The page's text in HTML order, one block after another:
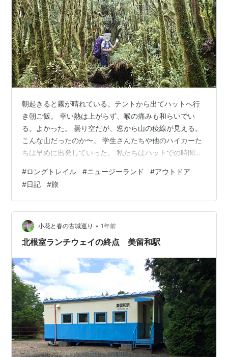
朝起きると霧が晴れている。テントから出てハットへ行
き朝ご飯。 幸い熱は上がらず、喉の痛みも和らいでい
る。よかった。 曇り空だが、窓から山の稜線が見える。
こんな山だったのか〜。 学生さんたちや他のハイカーた
ちは早めに出発していった。 私たちはハットでの時間を
から少しゆっくりしてもいいかな、と気持ちがゆるんで
のんびりした。 今日も森の中は美しい。 雨の後で植物は
みずみずしく、さらに光も入ってとても明るい。 しか
し、雨の後で足元はドロドロ。よく滑る。 私の苦手な
MSSな道！！（Muddy・Steep・Slippery/ドロドロ・急
坂・滑りやすい） …
#ロングトレイル #ニュージーランド #アウトドア
#日記 #旅
小花と春の古城巡り • 1年前
北根室ランチウェイの終点 美留和駅